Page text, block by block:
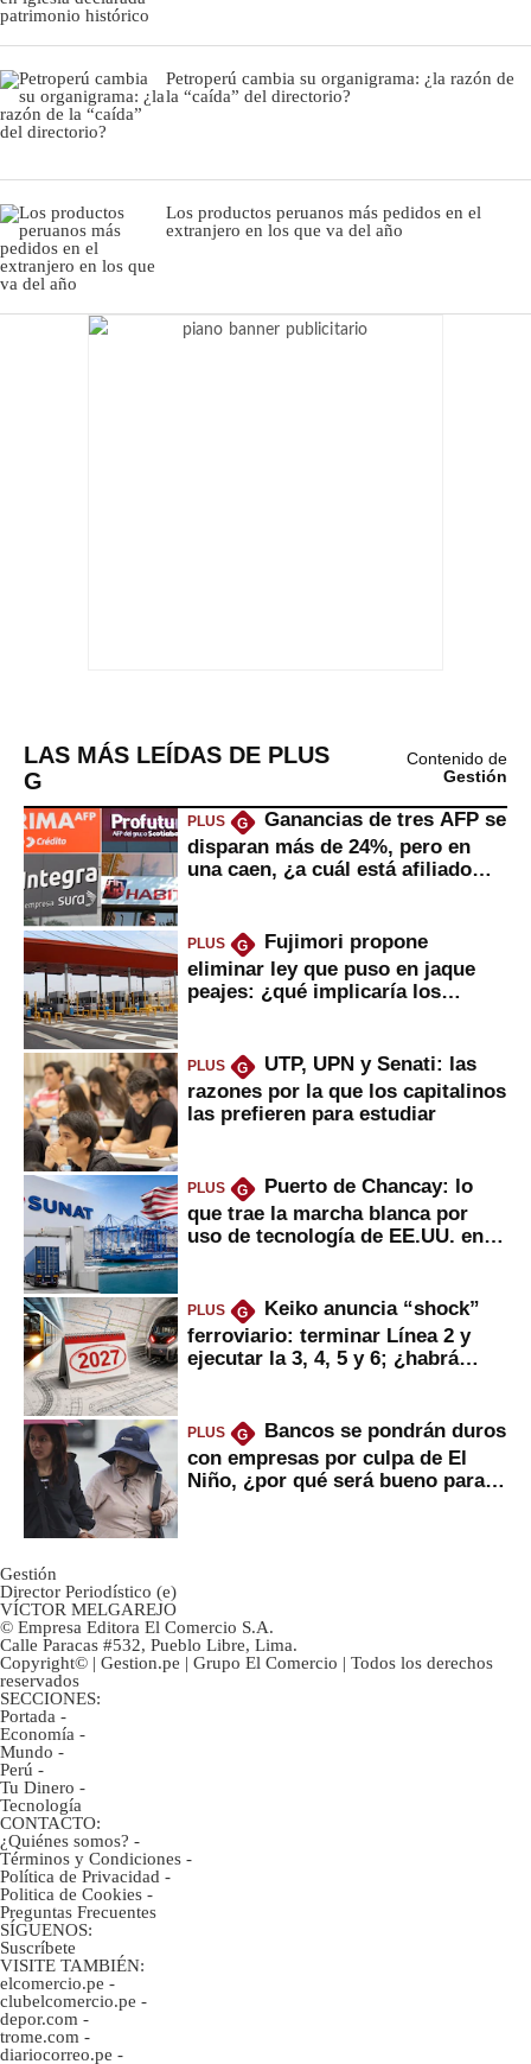
Petroperú cambia su organigrama: ¿la razón de
la “caída” del directorio?
Los productos peruanos más pedidos en el
extranjero en los que va del año
LAS MÁS LEÍDAS DE PLUS
G
Contenido de
Gestión
PLUS G
Ganancias de tres AFP se
disparan más de 24%, pero en
una caen, ¿a cuál está afiliado
PLUS G
Fujimori propone
eliminar ley que puso en jaque
peajes: ¿qué implicaría los
PLUS G
UTP, UPN y Senati: las
razones por la que los capitalinos
las prefieren para estudiar
PLUS G
Puerto de Chancay: lo
que trae la marcha blanca por
uso de tecnología de EE.UU. en
PLUS G
Keiko anuncia “shock”
ferroviario: terminar Línea 2 y
ejecutar la 3, 4, 5 y 6; ¿habrá
PLUS G
Bancos se pondrán duros
con empresas por culpa de El
Niño, ¿por qué será bueno para
Gestión
Director Periodístico (e)
VÍCTOR MELGAREJO
© Empresa Editora El Comercio S.A.
Calle Paracas #532, Pueblo Libre, Lima.
Copyright© | Gestion.pe | Grupo El Comercio | Todos los derechos
reservados
SECCIONES:
Portada -
Economía -
Mundo -
Perú -
Tu Dinero -
Tecnología
CONTACTO:
¿Quiénes somos? -
Términos y Condiciones -
Política de Privacidad -
Politica de Cookies -
Preguntas Frecuentes
SÍGUENOS:
Suscríbete
VISITE TAMBIÉN:
elcomercio.pe -
clubelcomercio.pe -
depor.com -
trome.com -
diariocorreo.pe -